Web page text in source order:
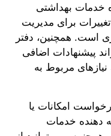
خدمات بهداشتی
تغییرات برای مدیریت
است. همچنین، دفتر
پیشنهادات اضافی
نیازهای مربوط به
امکانات یا
دهنده خدمات